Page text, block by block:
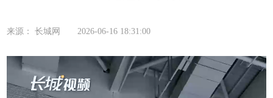
来源： 长城网 2026-06-16 18:31:00